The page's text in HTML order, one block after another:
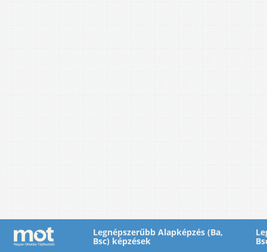
Legnépszerűbb Alapképzés (Ba,
Bsc) képzések